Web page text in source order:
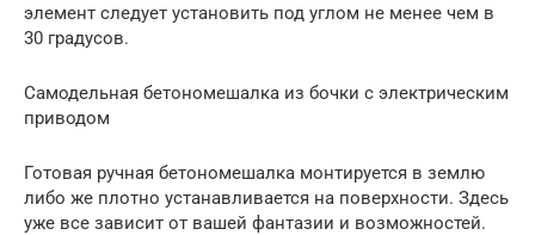
элемент следует установить под углом не менее чем в
30 градусов.
Самодельная бетономешалка из бочки с электрическим
приводом
Готовая ручная бетономешалка монтируется в землю
либо же плотно устанавливается на поверхности. Здесь
уже все зависит от вашей фантазии и возможностей.